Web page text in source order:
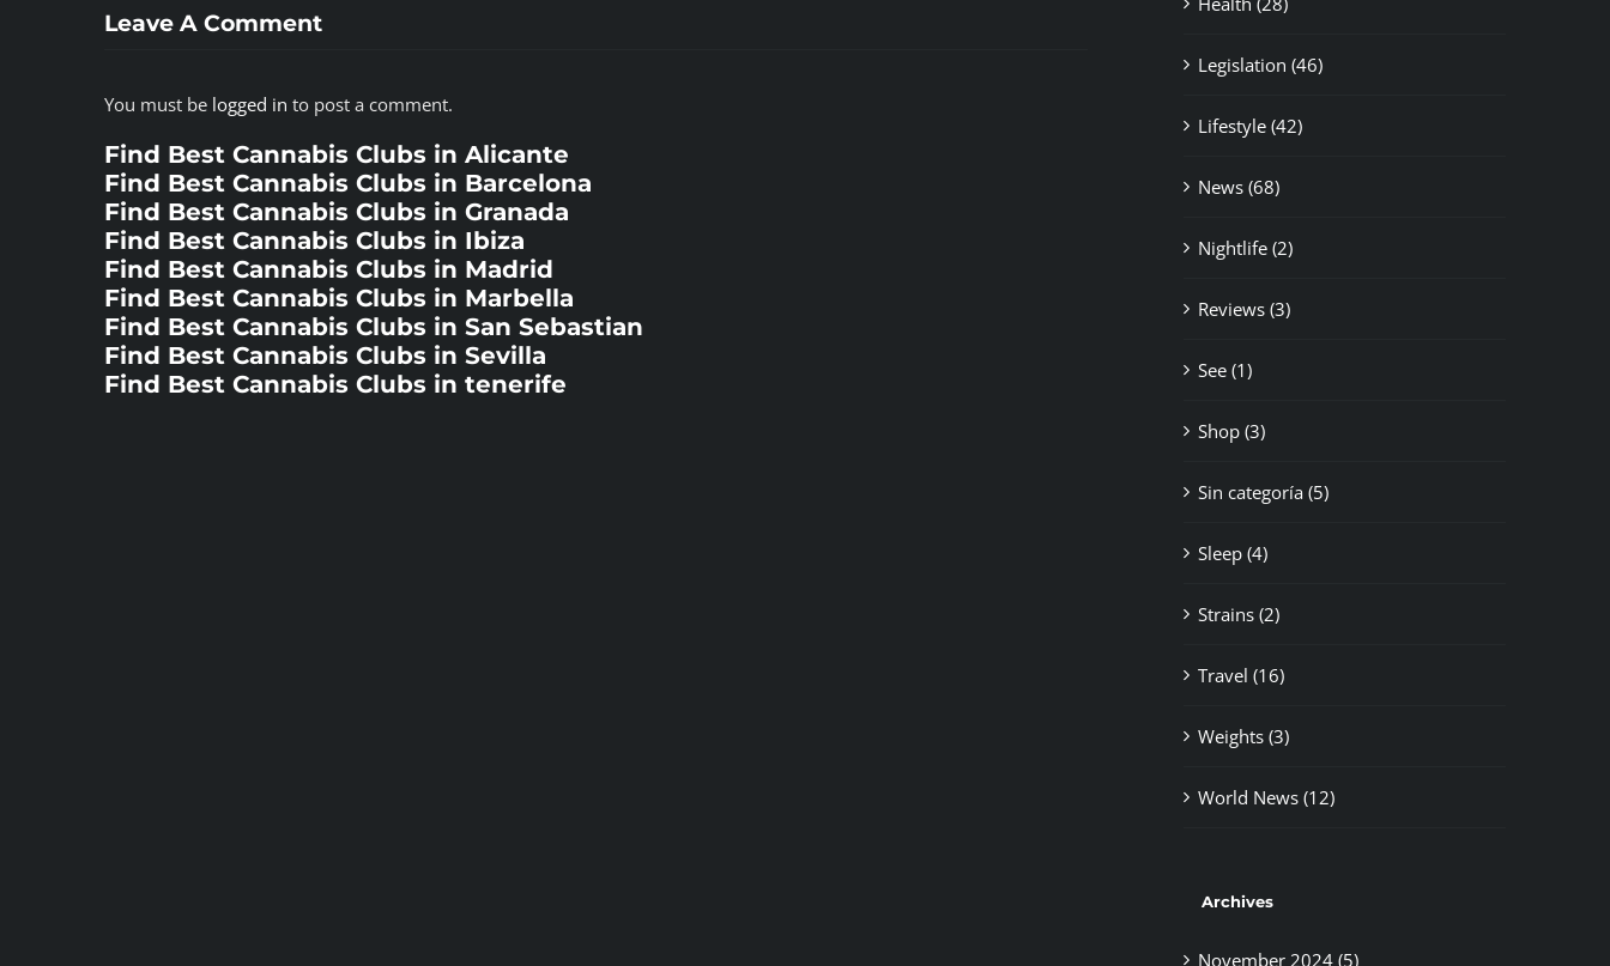
Leave A Comment
You must be logged in to post a comment.
Find Best Cannabis Clubs in Alicante
Find Best Cannabis Clubs in Barcelona
Find Best Cannabis Clubs in Granada
Find Best Cannabis Clubs in Ibiza
Find Best Cannabis Clubs in Madrid
Find Best Cannabis Clubs in Marbella
Find Best Cannabis Clubs in San Sebastian
Find Best Cannabis Clubs in Sevilla
Find Best Cannabis Clubs in tenerife
Legislation (46)
Lifestyle (42)
News (68)
Nightlife (2)
Reviews (3)
See (1)
Shop (3)
Sin categoría (5)
Sleep (4)
Strains (2)
Travel (16)
Weights (3)
World News (12)
Archives
November 2024 (5)